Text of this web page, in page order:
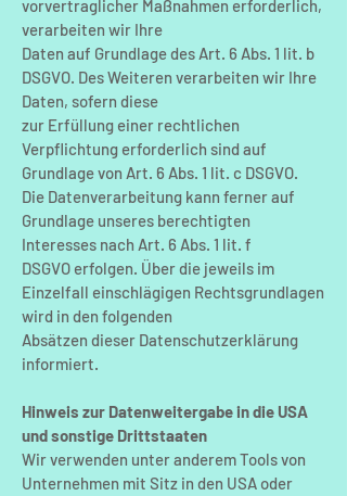
vorvertraglicher Maßnahmen erforderlich,
verarbeiten wir Ihre
Daten auf Grundlage des Art. 6 Abs. 1 lit. b
DSGVO. Des Weiteren verarbeiten wir Ihre
Daten, sofern diese
zur Erfüllung einer rechtlichen
Verpflichtung erforderlich sind auf
Grundlage von Art. 6 Abs. 1 lit. c DSGVO.
Die Datenverarbeitung kann ferner auf
Grundlage unseres berechtigten
Interesses nach Art. 6 Abs. 1 lit. f
DSGVO erfolgen. Über die jeweils im
Einzelfall einschlägigen Rechtsgrundlagen
wird in den folgenden
Absätzen dieser Datenschutzerklärung
informiert.
Hinweis zur Datenweitergabe in die USA
und sonstige Drittstaaten
Wir verwenden unter anderem Tools von
Unternehmen mit Sitz in den USA oder